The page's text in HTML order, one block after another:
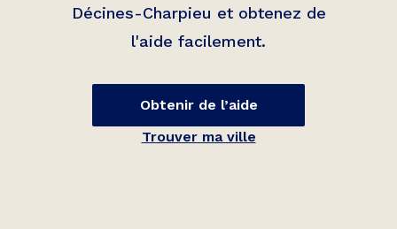
Décines-Charpieu et obtenez de
l'aide facilement.
Obtenir de l’aide
Trouver ma ville